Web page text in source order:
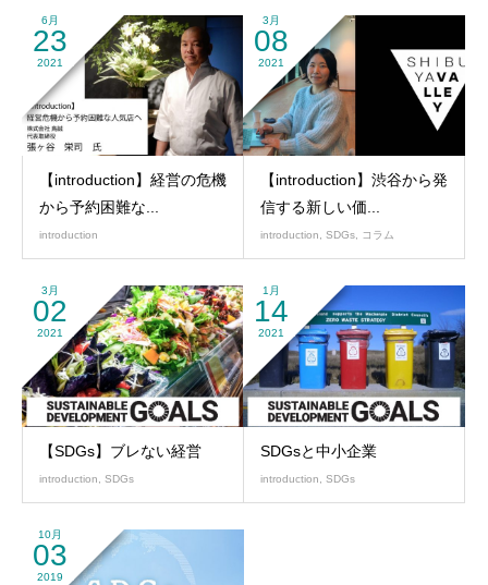
6月
23
2021
【introduction】経営の危機
から予約困難な...
introduction
3月
08
2021
【introduction】渋谷から発
信する新しい価...
introduction SDGs コラム
3月
02
2021
【SDGs】ブレない経営
introduction SDGs
1月
14
2021
SDGsと中小企業
introduction SDGs
10月
03
2019